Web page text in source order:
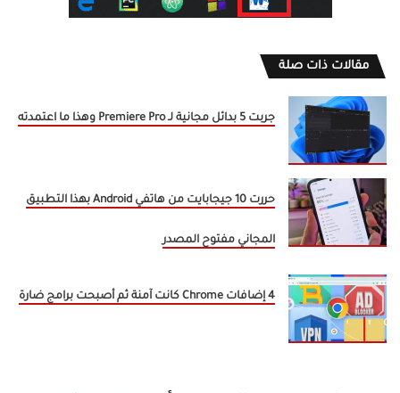
مقالات ذات صلة
جربت 5 بدائل مجانية لـ Premiere Pro وهذا ما اعتمدته
حررت 10 جيجابايت من هاتفي Android بهذا التطبيق
المجاني مفتوح المصدر
4 إضافات Chrome كانت آمنة ثم أصبحت برامج ضارة